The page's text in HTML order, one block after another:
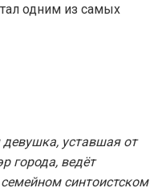
одним из самых
уставшая от
города, ведёт
синтоистском